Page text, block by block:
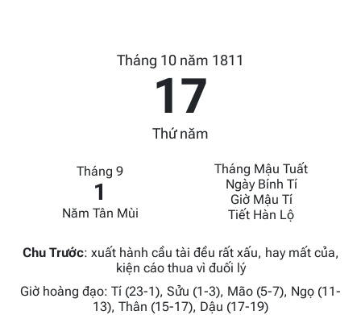
Tháng 10 năm 1811
17
Thứ năm
Tháng 9
1
Năm Tân Mùi
Tháng Mậu Tuất
Ngày Bính Tí
Giờ Mậu Tí
Tiết Hàn Lộ
Chu Trước: xuất hành cầu tài đều rất xấu, hay mất của,
kiện cáo thua vì đuối lý
Giờ hoàng đạo: Tí (23-1), Sửu (1-3), Mão (5-7), Ngọ (11-
13), Thân (15-17), Dậu (17-19)